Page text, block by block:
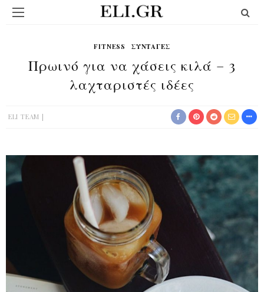
FITNESS ΣΥΝΤΑΓΈΣ
Πρωινό για να χάσεις κιλά – 3
λαχταριστές ιδέες
ELI TEAM